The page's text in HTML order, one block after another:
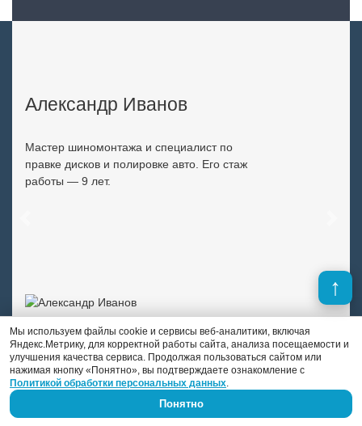
Александр Иванов
Мастер шиномонтажа и специалист по
правке дисков и полировке авто. Его стаж
работы — 9 лет.
Мы используем файлы cookie и сервисы веб-аналитики, включая
Яндекс.Метрику, для корректной работы сайта, анализа посещаемости и
улучшения качества сервиса. Продолжая пользоваться сайтом или
нажимая кнопку «Понятно», вы подтверждаете ознакомление с
Политикой обработки персональных данных.
Понятно